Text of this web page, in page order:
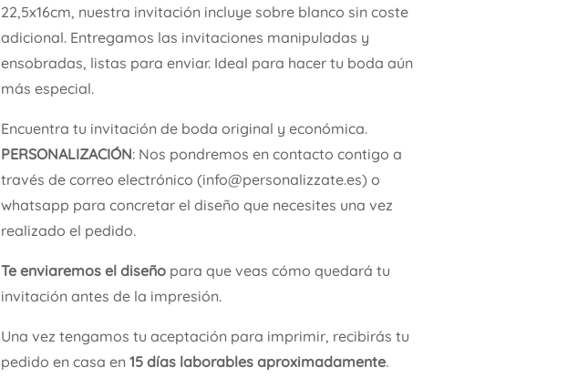
22,5x16cm, nuestra invitación incluye sobre blanco sin coste
adicional. Entregamos las invitaciones manipuladas y
ensobradas, listas para enviar. Ideal para hacer tu boda aún
más especial.
Encuentra tu invitación de boda original y económica.
PERSONALIZACIÓN: Nos pondremos en contacto contigo a
través de correo electrónico (info@personalizzate.es) o
whatsapp para concretar el diseño que necesites una vez
realizado el pedido.
Te enviaremos el diseño para que veas cómo quedará tu
invitación antes de la impresión.
Una vez tengamos tu aceptación para imprimir, recibirás tu
pedido en casa en15 días laborables aproximadamente.